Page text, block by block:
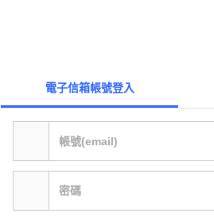
電子信箱帳號登入